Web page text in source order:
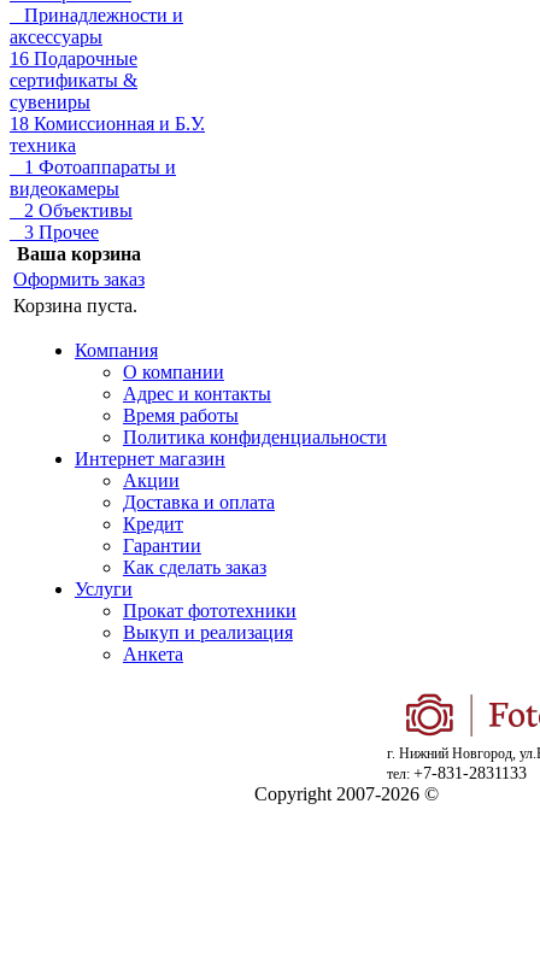
Принадлежности и
аксессуары
16 Подарочные
сертификаты &
сувениры
18 Комиссионная и Б.У.
техника
1 Фотоаппараты и
видеокамеры
2 Объективы
3 Прочее
Ваша корзина
Оформить заказ
Корзина пуста.
Компания
О компании
Адрес и контакты
Время работы
Политика конфиденциальности
Интернет магазин
Акции
Доставка и оплата
Кредит
Гарантии
Как сделать заказ
Услуги
Прокат фототехники
Выкуп и реализация
Анкета
г. Нижний Новгород,
тел: +7-831-2831133
Copyright 2007-2026 ©